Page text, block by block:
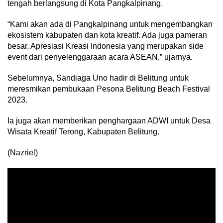
tengah berlangsung di Kota Pangkalpinang.
“Kami akan ada di Pangkalpinang untuk mengembangkan
ekosistem kabupaten dan kota kreatif. Ada juga pameran
besar. Apresiasi Kreasi Indonesia yang merupakan side
event dari penyelenggaraan acara ASEAN,” ujarnya.
Sebelumnya, Sandiaga Uno hadir di Belitung untuk
meresmikan pembukaan Pesona Belitung Beach Festival
2023.
Ia juga akan memberikan penghargaan ADWI untuk Desa
Wisata Kreatif Terong, Kabupaten Belitung.
(Nazriel)